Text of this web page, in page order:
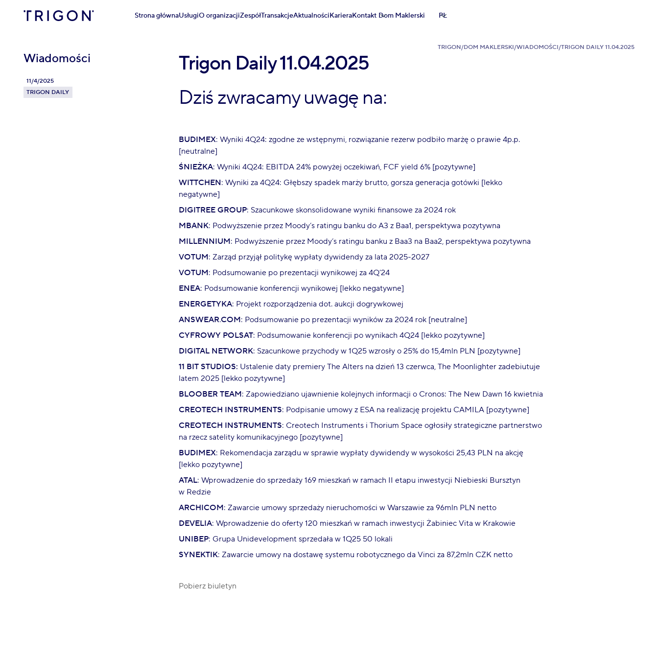
Strona głównaUsługiO organizacjiZespółTransakcjeAktualnościKarieraKontakt Dom Maklerski PL
TRIGON/DOM MAKLERSKI/WIADOMOŚCI/TRIGON DAILY 11.04.2025
Wiadomości Trigon Daily 11.04.2025
11/4/2025
TRIGON DAILY
Dziś zwracamy uwagę na:
BUDIMEX: Wyniki 4Q24: zgodne ze wstępnymi, rozwiązanie rezerw podbiło marżę o prawie 4p.p.
[neutralne]
ŚNIEŻKA: Wyniki 4Q24: EBITDA 24% powyżej oczekiwań, FCF yield 6% [pozytywne]
WITTCHEN: Wyniki za 4Q24: Głębszy spadek marży brutto, gorsza generacja gotówki [lekko
negatywne]
DIGITREE GROUP: Szacunkowe skonsolidowane wyniki finansowe za 2024 rok
MBANK: Podwyższenie przez Moody’s ratingu banku do A3 z Baa1, perspektywa pozytywna
MILLENNIUM: Podwyższenie przez Moody’s ratingu banku z Baa3 na Baa2, perspektywa pozytywna
VOTUM: Zarząd przyjął politykę wypłaty dywidendy za lata 2025-2027
VOTUM: Podsumowanie po prezentacji wynikowej za 4Q’24
ENEA: Podsumowanie konferencji wynikowej [lekko negatywne]
ENERGETYKA: Projekt rozporządzenia dot. aukcji dogrywkowej
ANSWEAR.COM: Podsumowanie po prezentacji wyników za 2024 rok [neutralne]
CYFROWY POLSAT: Podsumowanie konferencji po wynikach 4Q24 [lekko pozytywne]
DIGITAL NETWORK: Szacunkowe przychody w 1Q25 wzrosły o 25% do 15,4mln PLN [pozytywne]
11 BIT STUDIOS: Ustalenie daty premiery The Alters na dzień 13 czerwca, The Moonlighter zadebiutuje
latem 2025 [lekko pozytywne]
BLOOBER TEAM: Zapowiedziano ujawnienie kolejnych informacji o Cronos: The New Dawn 16 kwietnia
CREOTECH INSTRUMENTS: Podpisanie umowy z ESA na realizację projektu CAMILA [pozytywne]
CREOTECH INSTRUMENTS: Creotech Instruments i Thorium Space ogłosiły strategiczne partnerstwo
na rzecz satelity komunikacyjnego [pozytywne]
BUDIMEX: Rekomendacja zarządu w sprawie wypłaty dywidendy w wysokości 25,43 PLN na akcję
[lekko pozytywne]
ATAL: Wprowadzenie do sprzedaży 169 mieszkań w ramach II etapu inwestycji Niebieski Bursztyn
w Redzie
ARCHICOM: Zawarcie umowy sprzedaży nieruchomości w Warszawie za 96mln PLN netto
DEVELIA: Wprowadzenie do oferty 120 mieszkań w ramach inwestycji Żabiniec Vita w Krakowie
UNIBEP: Grupa Unidevelopment sprzedała w 1Q25 50 lokali
SYNEKTIK: Zawarcie umowy na dostawę systemu robotycznego da Vinci za 87,2mln CZK netto
Pobierz biuletyn